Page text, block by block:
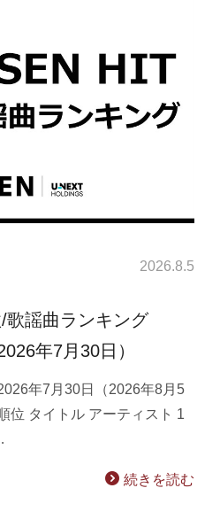
2026.8.5
歌謡曲ランキング
年7月30日）
年7月30日（2026年8月5
位 タイトル アーティスト 1
続きを読む